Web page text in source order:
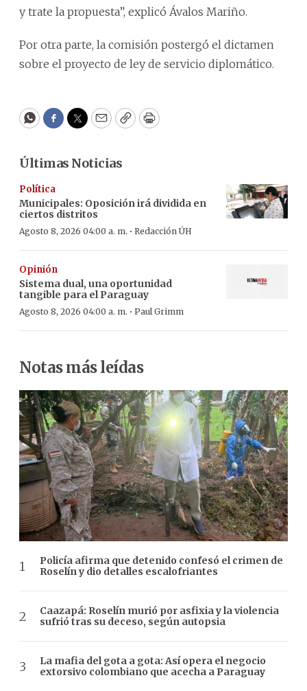
y trate la propuesta”, explicó Ávalos Mariño.
Por otra parte, la comisión postergó el dictamen
sobre el proyecto de ley de servicio diplomático.
WhatsApp
Facebook
Twitter
EmailCopyPrint
Últimas Noticias
Política
Municipales: Oposición irá dividida en
ciertos distritos
Agosto 8, 2026 04:00 a. m. · Redacción ÚH
Opinión
Sistema dual, una oportunidad
tangible para el Paraguay
Agosto 8, 2026 04:00 a. m. · Paul Grimm
Notas más leídas
Policía afirma que detenido confesó el crimen de
Roselín y dio detalles escalofriantes
Caazapá: Roselín murió por asfixia y la violencia
sufrió tras su deceso, según autopsia
La mafia del gota a gota: Así opera el negocio
extorsivo colombiano que acecha a Paraguay